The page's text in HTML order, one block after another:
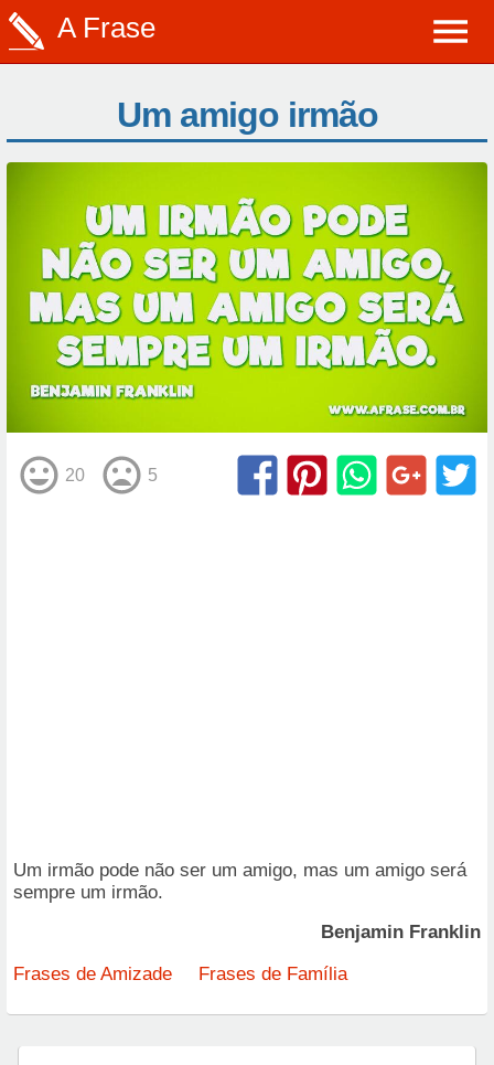
A Frase
Um amigo irmão
20 5
Um irmão pode não ser um amigo, mas um amigo será
sempre um irmão.
Benjamin Franklin
Frases de Amizade
Frases de Família